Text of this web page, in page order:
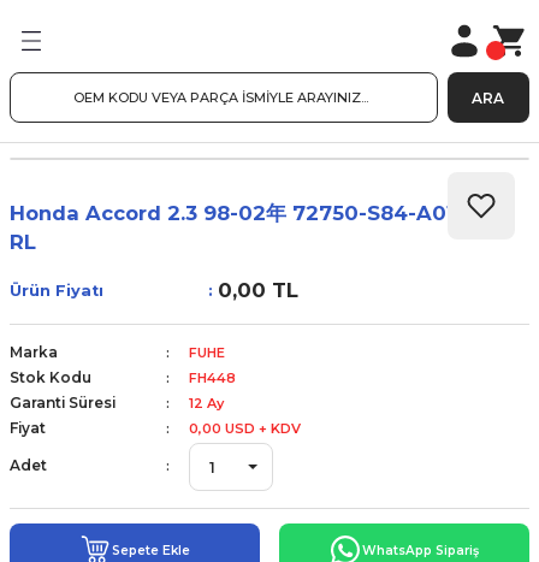
ARA
Honda Accord 2.3 98-02年 72750-S84-A01 后左
RL
Ürün Fiyatı 0,00 TL
Marka FUHE
Stok Kodu FH448
Garanti Süresi 12 Ay
Fiyat 0,00 USD + KDV
Adet
Sepete Ekle WhatsApp Sipariş